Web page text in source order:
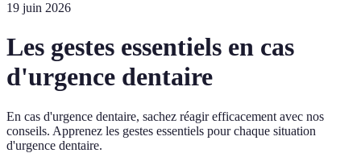
19 juin 2026
Les gestes essentiels en cas
d'urgence dentaire
En cas d'urgence dentaire, sachez réagir efficacement avec nos
conseils. Apprenez les gestes essentiels pour chaque situation
d'urgence dentaire.